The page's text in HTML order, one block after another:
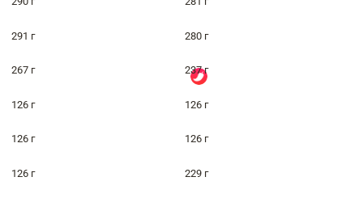
291 г 280 г
267 г 237 г
126 г 126 г
126 г 126 г
126 г 229 г